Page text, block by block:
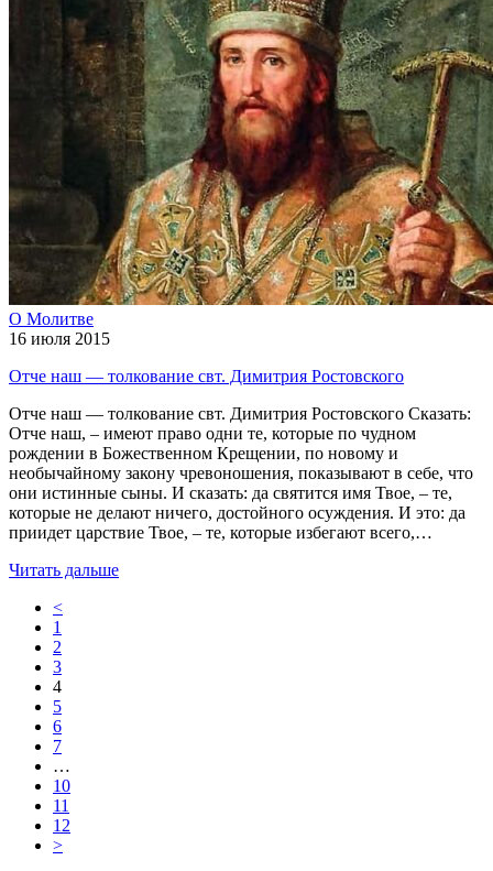
О Молитве
16 июля 2015
Отче наш — толкование свт. Димитрия Ростовского
Отче наш — толкование свт. Димитрия Ростовского Сказать:
Отче наш, – имеют право одни те, которые по чудном
рождении в Божественном Крещении, по новому и
необычайному закону чревоношения, показывают в себе, что
они истинные сыны. И сказать: да святится имя Твое, – те,
которые не делают ничего, достойного осуждения. И это: да
приидет царствие Твое, – те, которые избегают всего,…
Читать дальше
<
1
2
3
4
5
6
7
…
10
11
12
>